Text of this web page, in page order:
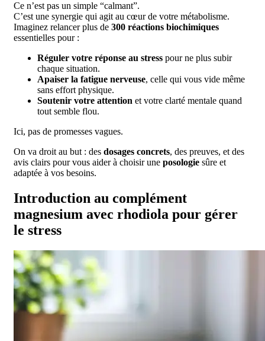
Ce n’est pas un simple “calmant”.
C’est une synergie qui agit au cœur de votre métabolisme.
Imaginez relancer plus de 300 réactions biochimiques
essentielles pour :
Réguler votre réponse au stress pour ne plus subir
chaque situation.
Apaiser la fatigue nerveuse, celle qui vous vide même
sans effort physique.
Soutenir votre attention et votre clarté mentale quand
tout semble flou.
Ici, pas de promesses vagues.
On va droit au but : des dosages concrets, des preuves, et des
avis clairs pour vous aider à choisir une posologie sûre et
adaptée à vos besoins.
Introduction au complément
magnesium avec rhodiola pour gérer
le stress